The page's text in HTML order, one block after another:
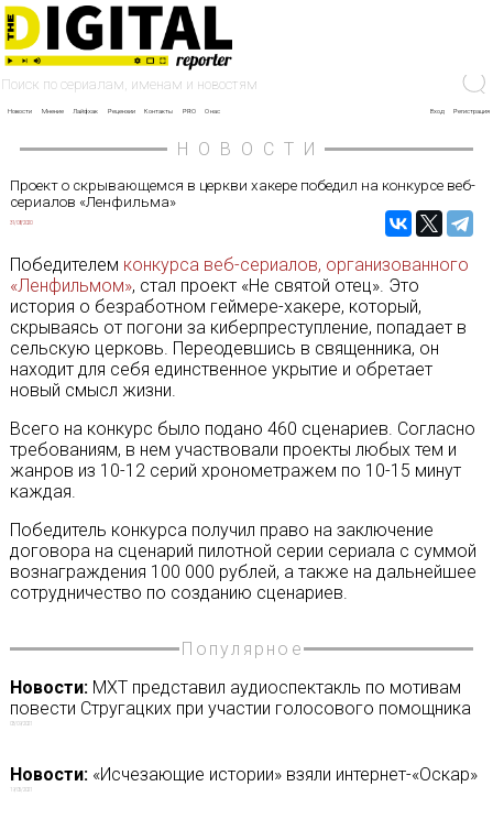
Новости Мнение Лайфхак Рецензии Контакты PRO О нас Вход Регистрация
НОВОСТИ
Проект о скрывающемся в церкви хакере победил на конкурсе веб-
сериалов «Ленфильма»
31/08/2020
Победителем конкурса веб-сериалов, организованного
«Ленфильмом», стал проект «Не святой отец». Это
история о безработном геймере-хакере, который,
скрываясь от погони за киберпреступление, попадает в
сельскую церковь. Переодевшись в священника, он
находит для себя единственное укрытие и обретает
новый смысл жизни.
Всего на конкурс было подано 460 сценариев. Согласно
требованиям, в нем участвовали проекты любых тем и
жанров из 10-12 серий хронометражем по 10-15 минут
каждая.
Победитель конкурса получил право на заключение
договора на сценарий пилотной серии сериала с суммой
вознаграждения 100 000 рублей, а также на дальнейшее
сотрудничество по созданию сценариев.
Популярное
Новости:МХТ представил аудиоспектакль по мотивам
повести Стругацких при участии голосового помощника
03/09/2021
Новости:«Исчезающие истории» взяли интернет-«Оскар»
19/05/2021